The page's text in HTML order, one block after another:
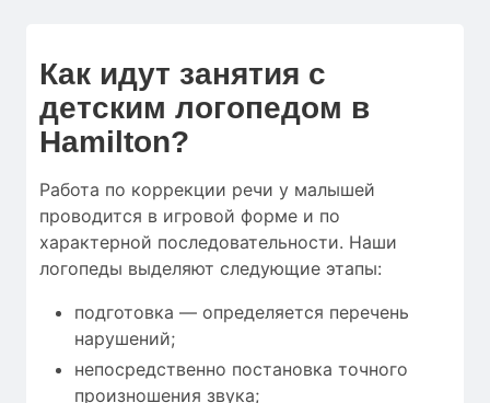
Как идут занятия с
детским логопедом в
Hamilton?
Работа по коррекции речи у малышей
проводится в игровой форме и по
характерной последовательности. Наши
логопеды выделяют следующие этапы:
подготовка — определяется перечень
нарушений;
непосредственно постановка точного
произношения звука;